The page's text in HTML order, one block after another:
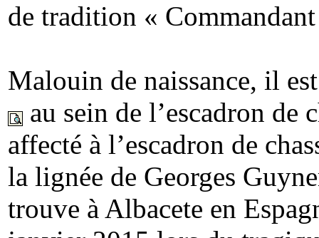
de tradition «
Malouin de naissance, il
au sein de l’escadron de
affecté à l’escadron de
la lignée de Georges
trouve à Albacete en